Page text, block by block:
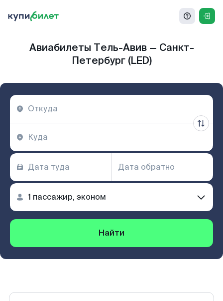
Авиабилеты Тель-Авив — Санкт-
Петербург (LED)
Найти